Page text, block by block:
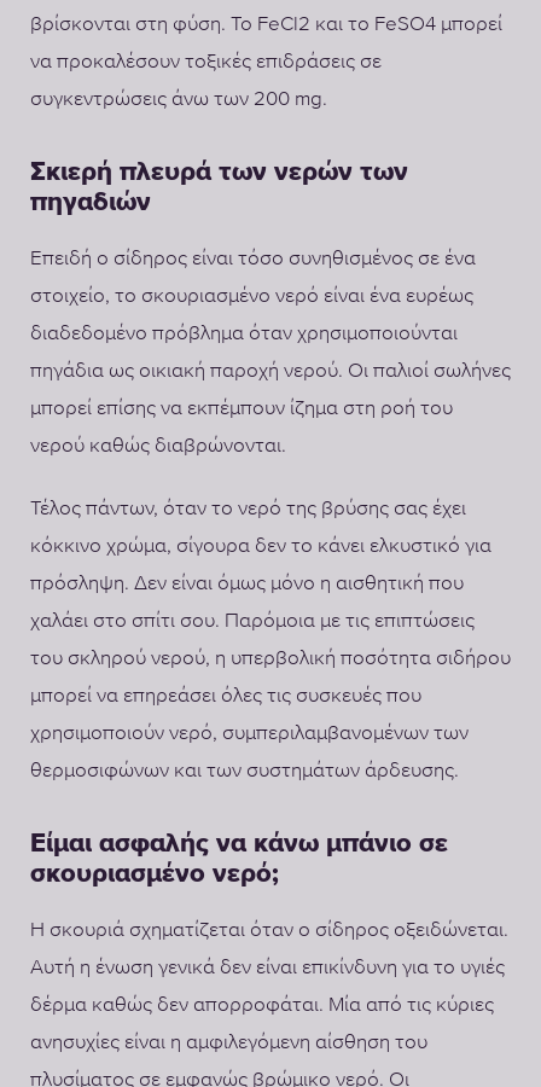
βρίσκονται στη φύση. Το FeCl2 και το FeSO4 μπορεί
να προκαλέσουν τοξικές επιδράσεις σε
συγκεντρώσεις άνω των 200 mg.
Σκιερή πλευρά των νερών των
πηγαδιών
Επειδή ο σίδηρος είναι τόσο συνηθισμένος σε ένα
στοιχείο, το σκουριασμένο νερό είναι ένα ευρέως
διαδεδομένο πρόβλημα όταν χρησιμοποιούνται
πηγάδια ως οικιακή παροχή νερού. Οι παλιοί σωλήνες
μπορεί επίσης να εκπέμπουν ίζημα στη ροή του
νερού καθώς διαβρώνονται.
Τέλος πάντων, όταν το νερό της βρύσης σας έχει
κόκκινο χρώμα, σίγουρα δεν το κάνει ελκυστικό για
πρόσληψη. Δεν είναι όμως μόνο η αισθητική που
χαλάει στο σπίτι σου. Παρόμοια με τις επιπτώσεις
του σκληρού νερού, η υπερβολική ποσότητα σιδήρου
μπορεί να επηρεάσει όλες τις συσκευές που
χρησιμοποιούν νερό, συμπεριλαμβανομένων των
θερμοσιφώνων και των συστημάτων άρδευσης.
Είμαι ασφαλής να κάνω μπάνιο σε
σκουριασμένο νερό;
Η σκουριά σχηματίζεται όταν ο σίδηρος οξειδώνεται.
Αυτή η ένωση γενικά δεν είναι επικίνδυνη για το υγιές
δέρμα καθώς δεν απορροφάται. Μία από τις κύριες
ανησυχίες είναι η αμφιλεγόμενη αίσθηση του
πλυσίματος σε εμφανώς βρώμικο νερό. Οι